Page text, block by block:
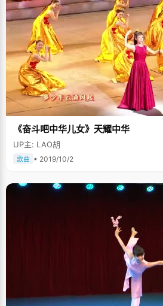
《奋斗吧中华儿女》天耀中华
UP主: LAO胡
歌曲 • 2019/10/2